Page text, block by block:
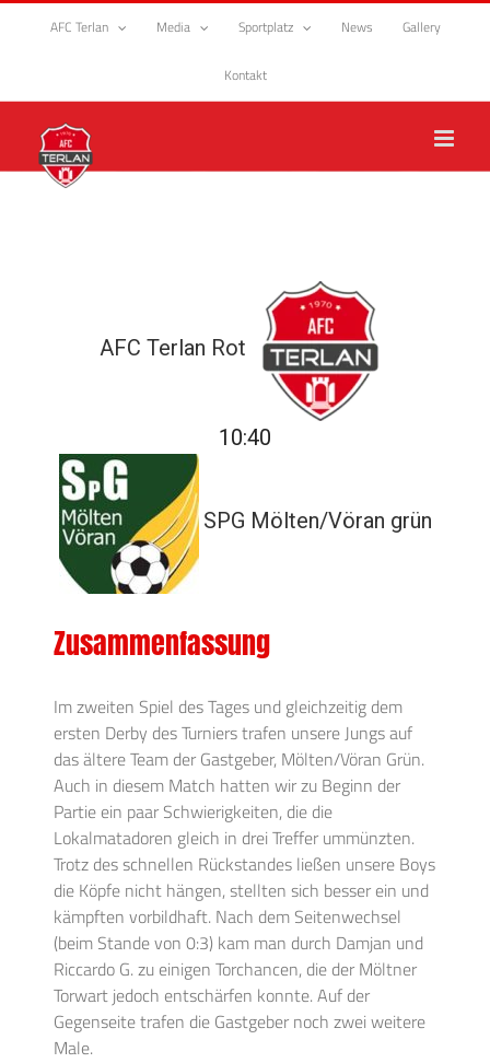
Zum
AFC Terlan Media Sportplatz News Gallery
Kontakt
AFC Terlan Rot
10:40
SPG Mölten/Vöran grün
Zusammenfassung
Im zweiten Spiel des Tages und gleichzeitig dem
ersten Derby des Turniers trafen unsere Jungs auf
das ältere Team der Gastgeber, Mölten/Vöran Grün.
Auch in diesem Match hatten wir zu Beginn der
Partie ein paar Schwierigkeiten, die die
Lokalmatadoren gleich in drei Treffer ummünzten.
Trotz des schnellen Rückstandes ließen unsere Boys
die Köpfe nicht hängen, stellten sich besser ein und
kämpften vorbildhaft. Nach dem Seitenwechsel
(beim Stande von 0:3) kam man durch Damjan und
Riccardo G. zu einigen Torchancen, die der Möltner
Torwart jedoch entschärfen konnte. Auf der
Gegenseite trafen die Gastgeber noch zwei weitere
Male.